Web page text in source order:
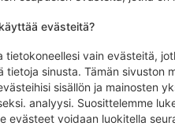
evästeitä?
tietokoneellesi vain evästeitä,
sinusta. Tämän sivuston
sisällön ja mainosten
analyysi. Suosittelemme
evästeet voidaan luokitella